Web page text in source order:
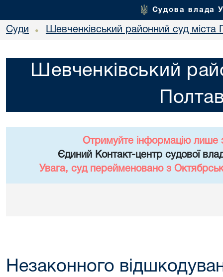
Судова влада
Суди • Шевченківський районний суд міста
Шевченківський
Отримуйте інформацію лише
Єдиний Контакт-центр судової
Увага, суд перейменовано з
Незаконного